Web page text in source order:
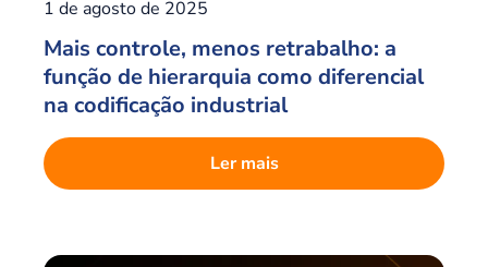
1 de agosto de 2025
Mais controle, menos retrabalho: a
função de hierarquia como diferencial
na codificação industrial
Ler mais